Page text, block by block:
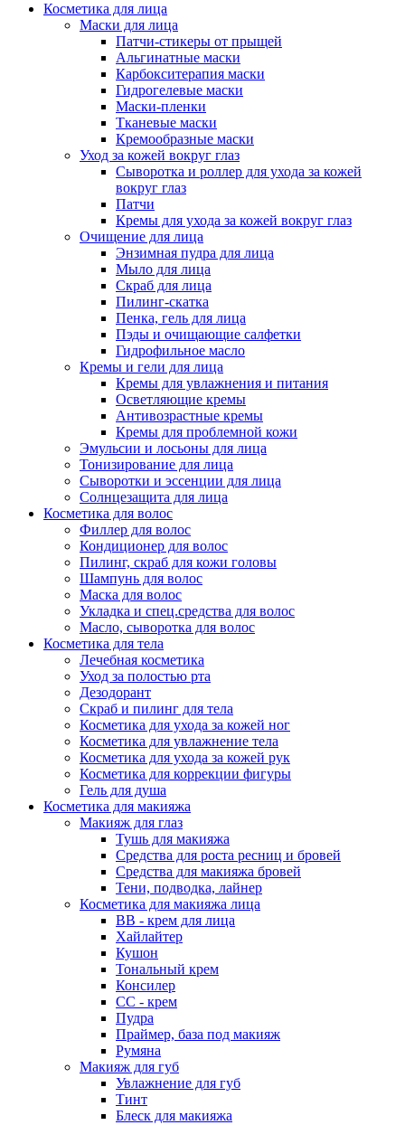
Косметика для лица
Маски для лица
Патчи-стикеры от прыщей
Альгинатные маски
Карбокситерапия маски
Гидрогелевые маски
Маски-пленки
Тканевые маски
Кремообразные маски
Уход за кожей вокруг глаз
Сыворотка и роллер для ухода за кожей
вокруг глаз
Патчи
Кремы для ухода за кожей вокруг глаз
Очищение для лица
Энзимная пудра для лица
Мыло для лица
Скраб для лица
Пилинг-скатка
Пенка, гель для лица
Пэды и очищающие салфетки
Гидрофильное масло
Кремы и гели для лица
Кремы для увлажнения и питания
Осветляющие кремы
Антивозрастные кремы
Кремы для проблемной кожи
Эмульсии и лосьоны для лица
Тонизирование для лица
Сыворотки и эссенции для лица
Солнцезащита для лица
Косметика для волос
Филлер для волос
Кондиционер для волос
Пилинг, скраб для кожи головы
Шампунь для волос
Маска для волос
Укладка и спец.средства для волос
Масло, сыворотка для волос
Косметика для тела
Лечебная косметика
Уход за полостью рта
Дезодорант
Скраб и пилинг для тела
Косметика для ухода за кожей ног
Косметика для увлажнение тела
Косметика для ухода за кожей рук
Косметика для коррекции фигуры
Гель для душа
Косметика для макияжа
Макияж для глаз
Тушь для макияжа
Средства для роста ресниц и бровей
Средства для макияжа бровей
Тени, подводка, лайнер
Косметика для макияжа лица
ВВ - крем для лица
Хайлайтер
Кушон
Тональный крем
Консилер
СС - крем
Пудра
Праймер, база под макияж
Румяна
Макияж для губ
Увлажнение для губ
Тинт
Блеск для макияжа